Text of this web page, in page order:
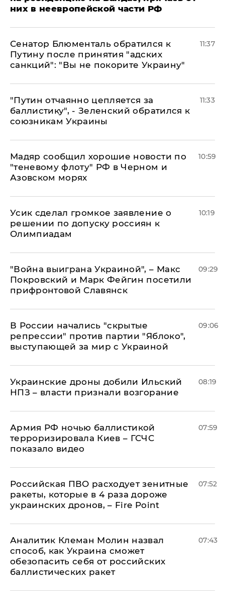
них в неевропейской части РФ
Сенатор Блюменталь обратился к
Путину после принятия "адских
санкций": "Вы не покорите Украину"
11:37
"Путин отчаянно цепляется за
баллистику", - Зеленский обратился к
союзникам Украины
11:33
Мадяр сообщил хорошие новости по
"теневому флоту" РФ в Черном и
Азовском морях
10:59
Усик сделал громкое заявление о
решении по допуску россиян к
Олимпиадам
10:19
"Война выиграна Украиной", – Макс
Покровский и Марк Фейгин посетили
прифронтовой Славянск
09:29
В России начались "скрытые
репрессии" против партии "Яблоко",
выступающей за мир с Украиной
09:06
Украинские дроны добили Ильский
НПЗ – власти признали возгорание
08:19
Армия РФ ночью баллистикой
терроризировала Киев – ГСЧС
показало видео
07:59
Российская ПВО расходует зенитные
ракеты, которые в 4 раза дороже
украинских дронов, – Fire Point
07:52
Аналитик Клеман Молин назвал
способ, как Украина сможет
обезопасить себя от российских
баллистических ракет
07:43